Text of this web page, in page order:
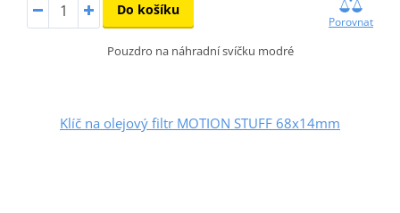
Do košíku
Porovnat
Pouzdro na náhradní svíčku modré
Klíč na olejový filtr MOTION STUFF 68x14mm